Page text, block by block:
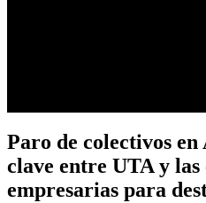
Paro de colectivos
clave entre UTA y las
empresarias para